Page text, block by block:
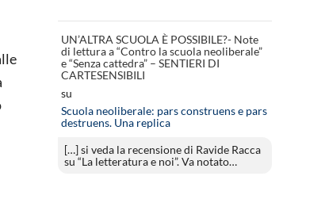
UN’ALTRA SCUOLA È POSSIBILE?- Note
di lettura a “Contro la scuola neoliberale”
e “Senza cattedra” – SENTIERI DI
CARTESENSIBILI
su
Scuola neoliberale: pars construens e pars
destruens. Una replica
[…] si veda la recensione di Ravide Racca
su “La letteratura e noi”. Va notato…